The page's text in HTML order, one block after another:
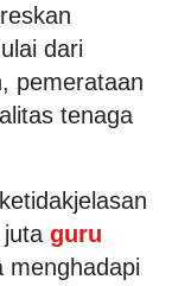
dari
pemerataan
tenaga
guru
menghadapi